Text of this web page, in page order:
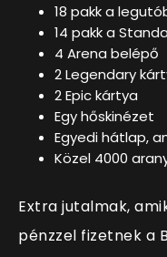
18 pakk a
14 pakk a
4 Arena belépő
2 Legendary
2 Epic kártya
Egy hőskinézet
Egyedi hátlap,
Közel 4000
Extra jutalmak,
pénzzel fizetnek a